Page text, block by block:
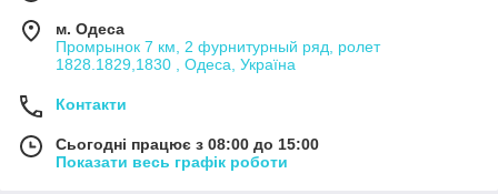
м. Одеса
Промрынок 7 км, 2 фурнитурный ряд, ролет
1828.1829,1830 , Одеса, Україна
Контакти
Сьогодні працює з 08:00 до 15:00
Показати весь графік роботи